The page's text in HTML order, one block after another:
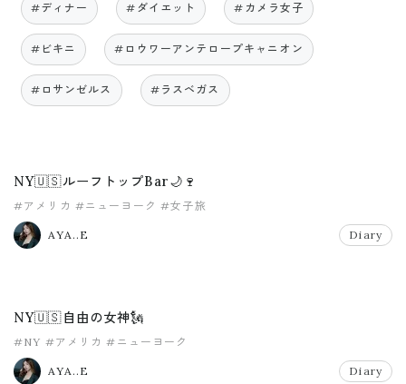
#ディナー #ダイエット #カメラ女子
#ビキニ #ロウワーアンテロープキャニオン
#ロサンゼルス #ラスベガス
NY🇺🇸ルーフトップBar🌙🍷
#アメリカ #ニューヨーク #女子旅
AYA..E Diary
NY🇺🇸自由の女神🗽
#NY #アメリカ #ニューヨーク
AYA..E Diary